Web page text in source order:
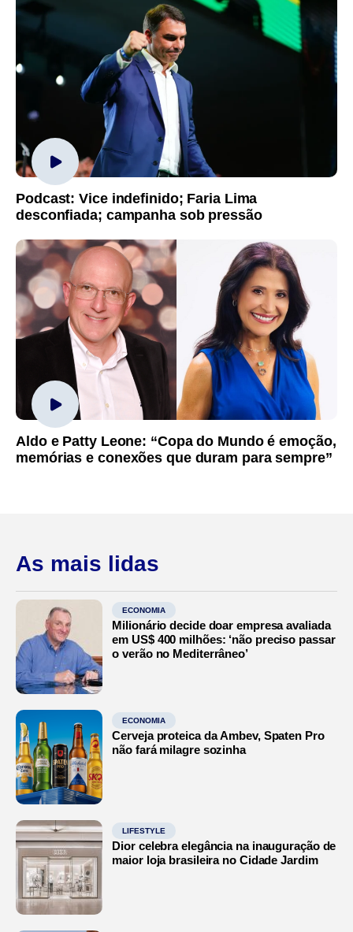
Podcast: Vice indefinido; Faria Lima
desconfiada; campanha sob pressão
Aldo e Patty Leone: “Copa do Mundo é emoção,
memórias e conexões que duram para sempre”
As mais lidas
ECONOMIA
Milionário decide doar empresa avaliada
em US$ 400 milhões: ‘não preciso passar
o verão no Mediterrâneo’
ECONOMIA
Cerveja proteica da Ambev, Spaten Pro
não fará milagre sozinha
LIFESTYLE
Dior celebra elegância na inauguração de
maior loja brasileira no Cidade Jardim